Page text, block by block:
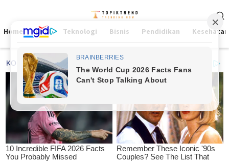
contentMenu
Home Viral Teknologi Bisnis Pendidikan Kesehatan